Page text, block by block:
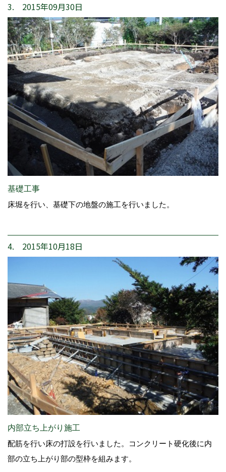
3. 2015年09月30日
基礎工事
床堀を行い、基礎下の地盤の施工を行いました。
4. 2015年10月18日
内部立ち上がり施工
配筋を行い床の打設を行いました。コンクリート硬化後に内
部の立ち上がり部の型枠を組みます。